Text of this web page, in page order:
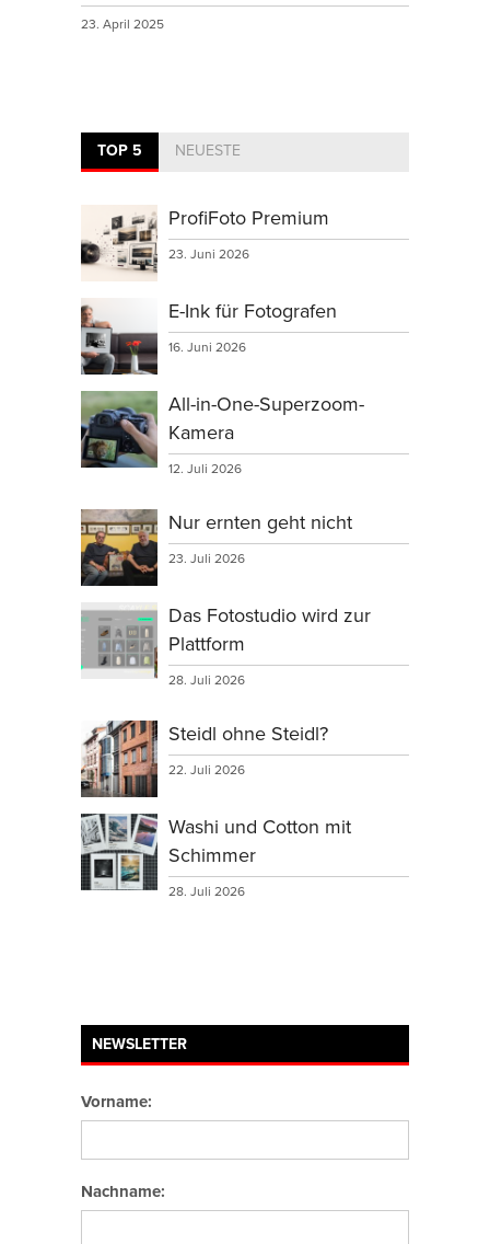
23. April 2025
TOP 5 NEUESTE
ProfiFoto Premium
23. Juni 2026
E-Ink für Fotografen
16. Juni 2026
All-in-One-Superzoom-
Kamera
12. Juli 2026
Nur ernten geht nicht
23. Juli 2026
Das Fotostudio wird zur
Plattform
28. Juli 2026
Steidl ohne Steidl?
22. Juli 2026
Washi und Cotton mit
Schimmer
28. Juli 2026
NEWSLETTER
Vorname:
Nachname: